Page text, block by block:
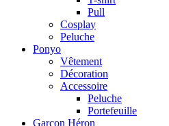
Pull
Cosplay
Peluche
Ponyo
Vêtement
Décoration
Accessoire
Peluche
Portefeuille
Garçon Héron